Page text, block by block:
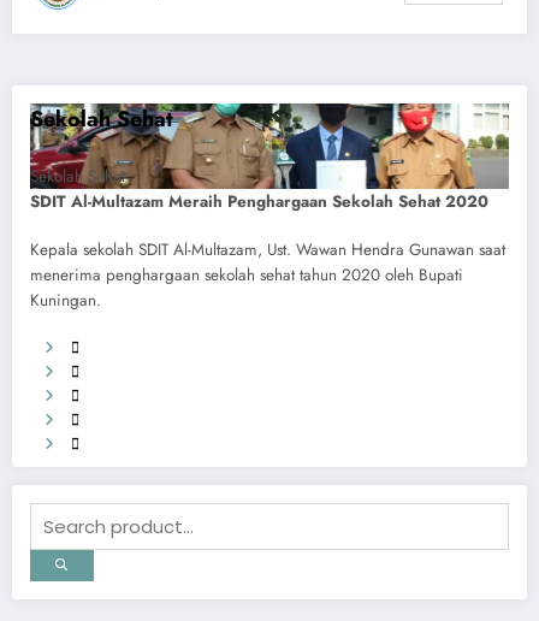
Sekolah Sehat
Sekolah Sehat
SDIT Al-Multazam Meraih Penghargaan Sekolah Sehat 2020
Kepala sekolah SDIT Al-Multazam, Ust. Wawan Hendra Gunawan saat
menerima penghargaan sekolah sehat tahun 2020 oleh Bupati
Kuningan.